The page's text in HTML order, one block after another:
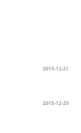
2015-12-21
2015-12-20